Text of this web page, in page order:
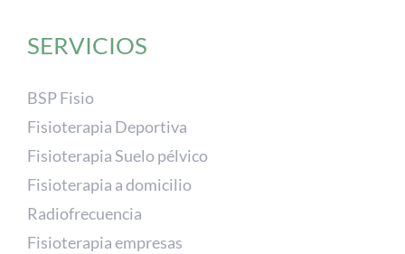
SERVICIOS
BSP Fisio
Fisioterapia Deportiva
Fisioterapia Suelo pélvico
Fisioterapia a domicilio
Radiofrecuencia
Fisioterapia empresas